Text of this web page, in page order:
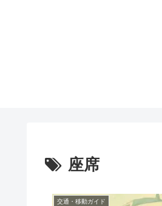
座席
交通・移動ガイド